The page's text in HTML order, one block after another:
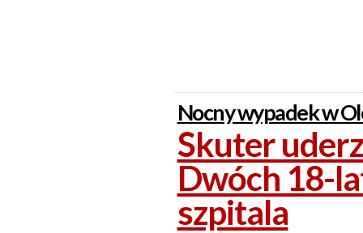
Nocny wypadek w
Skuter
Dwóch 18-
szpitala